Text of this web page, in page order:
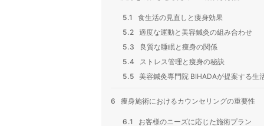
5.1
食生活の見直しと痩身効果
5.2 適度な運動と美容鍼灸の組み合わせ
5.3
良質な睡眠と痩身の関係
5.4
ストレス管理と痩身の秘訣
5.5 美容鍼灸専門院 BIHADAが提案する生
6 痩身施術におけるカウンセリングの重要性
6.1
お客様のニーズに応じた施術プラン